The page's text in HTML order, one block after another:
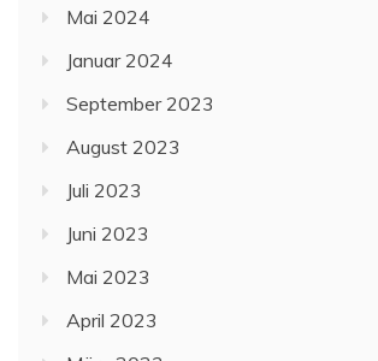
Mai 2024
Januar 2024
September 2023
August 2023
Juli 2023
Juni 2023
Mai 2023
April 2023